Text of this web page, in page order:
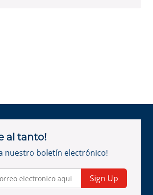
al tanto!
nuestro boletín electrónico!
Sign Up